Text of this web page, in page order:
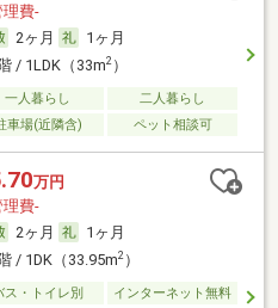
理費-
2ヶ月
1ヶ月
/ 1LDK（33m2）
一人暮らし
二人暮らし
車場(近隣含) ペット相談可
万円
理費-
2ヶ月
1ヶ月
/ 1DK（33.95m2）
ス・トイレ別 インターネット無料